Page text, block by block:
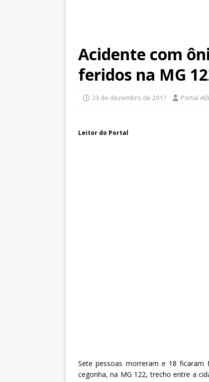
Acidente com
feridos na MG
23 de dezembro de 2017 Portal
Leitor do Portal
Sete pessoas morreram e 18
cegonha, na MG 122, trecho entre a